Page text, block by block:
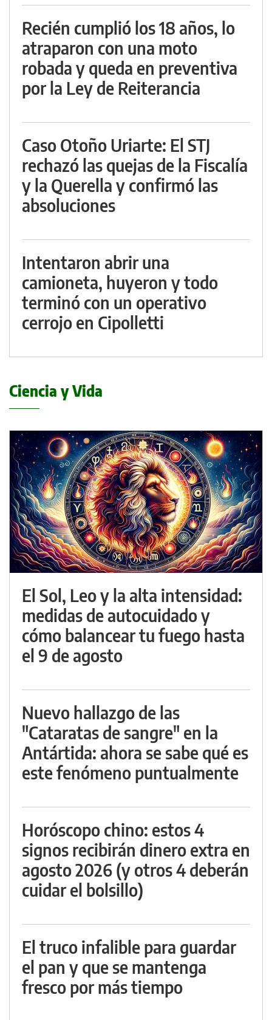
Recién cumplió los 18 años, lo
atraparon con una moto
robada y queda en preventiva
por la Ley de Reiterancia
Caso Otoño Uriarte: El STJ
rechazó las quejas de la Fiscalía
y la Querella y confirmó las
absoluciones
Intentaron abrir una
camioneta, huyeron y todo
terminó con un operativo
cerrojo en Cipolletti
Ciencia y Vida
El Sol, Leo y la alta intensidad:
medidas de autocuidado y
cómo balancear tu fuego hasta
el 9 de agosto
Nuevo hallazgo de las
"Cataratas de sangre" en la
Antártida: ahora se sabe qué es
este fenómeno puntualmente
Horóscopo chino: estos 4
signos recibirán dinero extra en
agosto 2026 (y otros 4 deberán
cuidar el bolsillo)
El truco infalible para guardar
el pan y que se mantenga
fresco por más tiempo